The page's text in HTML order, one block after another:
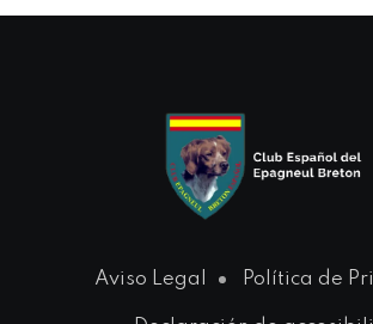
Aviso Legal Política de